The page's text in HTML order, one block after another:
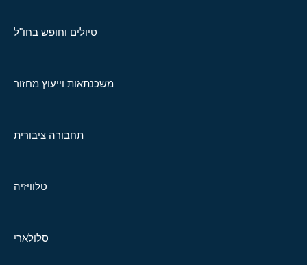
טיולים וחופש בחו"ל
משכנתאות וייעוץ מחזור
תחבורה ציבורית
טלוויזיה
סלולארי